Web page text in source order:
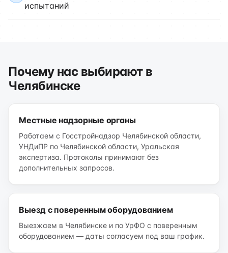
испытаний
Почему нас выбирают в
Челябинске
Местные надзорные органы
Работаем с Госстройнадзор Челябинской области,
УНДиПР по Челябинской области, Уральская
экспертиза. Протоколы принимают без
дополнительных запросов.
Выезд с поверенным оборудованием
Выезжаем в Челябинске и по УрФО с поверенным
оборудованием — даты согласуем под ваш график.